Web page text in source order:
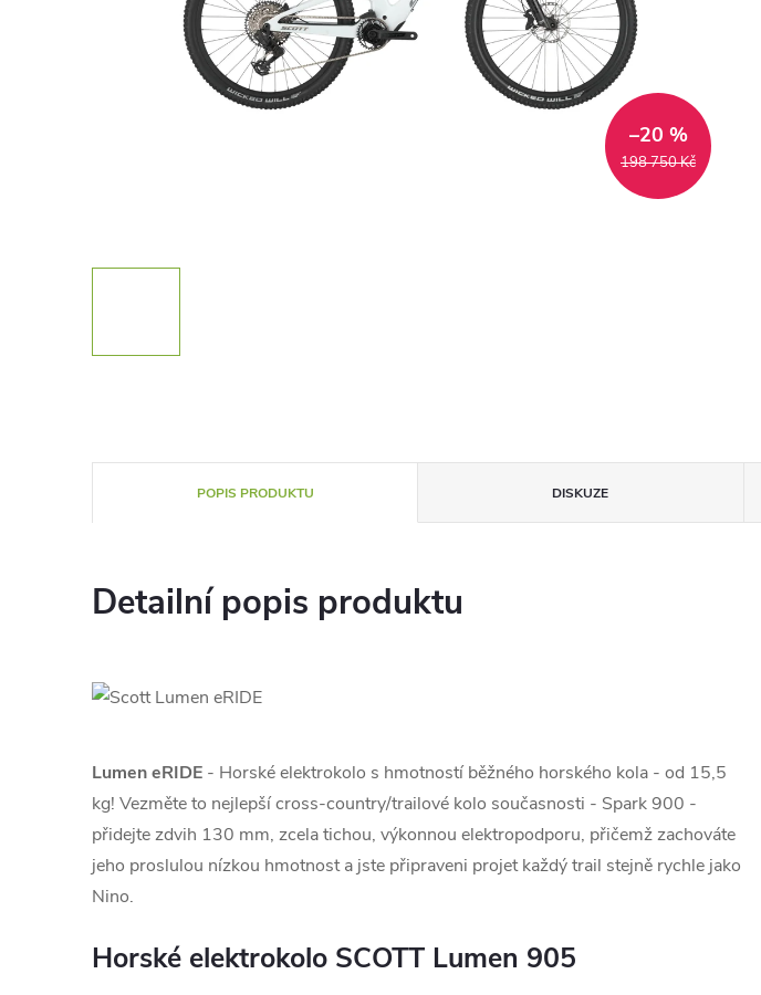
198 750 Kč
–20 %
POPIS PRODUKTU DISKUZE
Detailní popis produktu
Lumen eRIDE - Horské elektrokolo s hmotností běžného horského kola - od 15,5
kg! Vezměte to nejlepší cross-country/trailové kolo současnosti - Spark 900 -
přidejte zdvih 130 mm, zcela tichou, výkonnou elektropodporu, přičemž zachováte
jeho proslulou nízkou hmotnost a jste připraveni projet každý trail stejně rychle jako
Nino.
Horské elektrokolo SCOTT Lumen 905